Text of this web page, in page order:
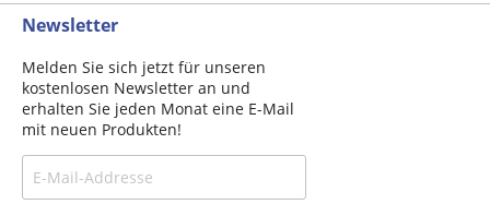
Newsletter
Melden Sie sich jetzt für unseren
kostenlosen Newsletter an und
erhalten Sie jeden Monat eine E-Mail
mit neuen Produkten!